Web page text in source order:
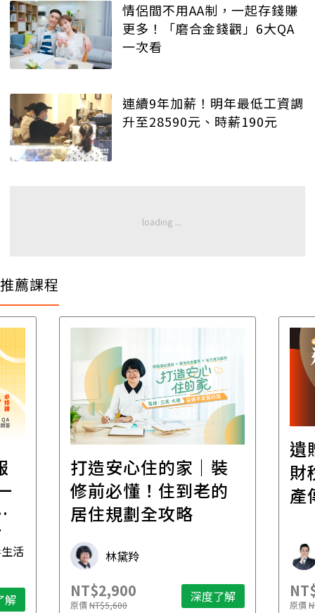
情侶間不用AA制，一起存錢賺
更多！「磨合金錢觀」6大QA
一次看
連續9年加薪！明年最低工資調
升至28590元、時薪190元
推薦課程
活
解
打造安心住的家｜裝
修前必懂！住到老的
居住規劃全攻略
林黛羚
NT$2,900
原價NT$5,600 深度了解
遺
財
產
原價